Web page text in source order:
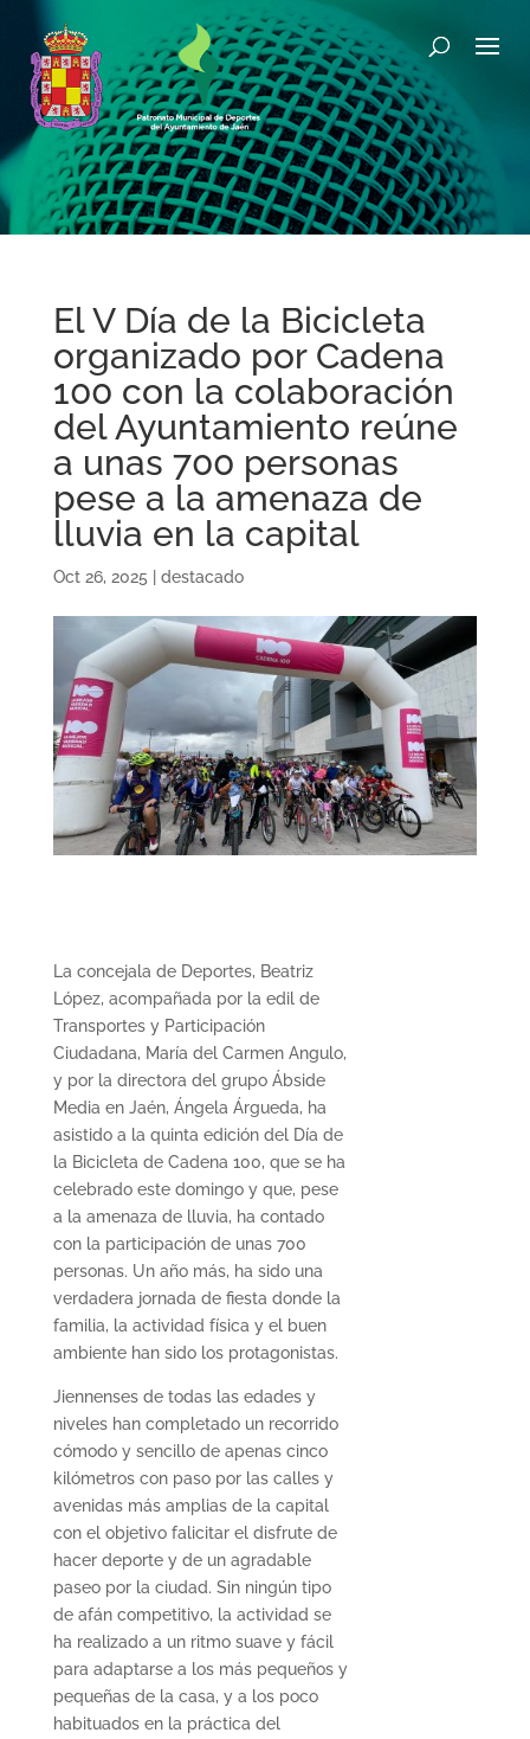
El V Día de la Bicicleta
organizado por Cadena
100 con la colaboración
del Ayuntamiento reúne
a unas 700 personas
pese a la amenaza de
lluvia en la capital
Oct 26, 2025 destacado
La concejala de Deportes, Beatriz
López, acompañada por la edil de
Transportes y Participación
Ciudadana, María del Carmen Angulo,
y por la directora del grupo Ábside
Media en Jaén, Ángela Árgueda, ha
asistido a la quinta edición del Día de
la Bicicleta de Cadena 100, que se ha
celebrado este domingo y que, pese
a la amenaza de lluvia, ha contado
con la participación de unas 700
personas. Un año más, ha sido una
verdadera jornada de fiesta donde la
familia, la actividad física y el buen
ambiente han sido los protagonistas.
Jiennenses de todas las edades y
niveles han completado un recorrido
cómodo y sencillo de apenas cinco
kilómetros con paso por las calles y
avenidas más amplias de la capital
con el objetivo falicitar el disfrute de
hacer deporte y de un agradable
paseo por la ciudad. Sin ningún tipo
de afán competitivo, la actividad se
ha realizado a un ritmo suave y fácil
para adaptarse a los más pequeños y
pequeñas de la casa, y a los poco
habituados en la práctica del